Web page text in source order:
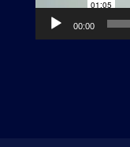
00:00